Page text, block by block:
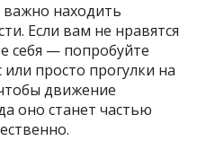
находить
Если вам не нравятся
себя — попробуйте
просто прогулки на
движение
оно станет частью